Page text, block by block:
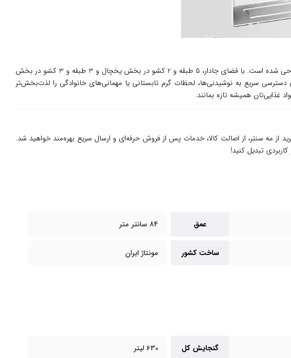
دوو SXi20-21S برای خانواده‌های ایرانی که عاشق دورهمی‌های خانوادگی و آشپزی‌های مفصل هستند، طراحی شده است. با فضای جادار، 5 طبقه و 2 کشو در بخش یخچال و 3 طبقه و 3 کشو در بخش
دسترسی سریع به نوشیدنی‌ها، لحظات گرم تابستانی یا مهمانی‌های خانوادگی را لذت‌بخش‌تر
غذایی‌تان همیشه تازه بمانند.
از مه سنتر، از اصالت کالا، خدمات پس از فروش حرفه‌ای و ارسال سریع بهره‌مند خواهید شد.
تبدیل کنید!
عمق 84 سانتر متر
ساخت کشور مونتاژ ایران
گنجایش کل 630 لیتر